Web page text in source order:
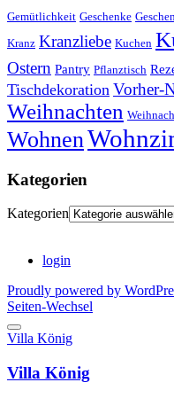
Gemütlichkeit Geschenke
Kranz Kranzliebe Kuchen
Ostern Pantry Pflanztisch
Tischdekoration Vorher-
Weihnachten
Wohnen
Kategorien
Kategorien
login
Proudly powered by
Seiten-Wechsel
Villa König
Villa König